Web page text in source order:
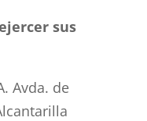
sus
Avda. de